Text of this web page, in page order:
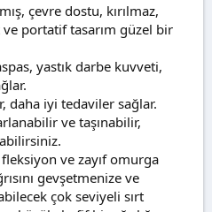
çevre dostu, kırılmaz,
ve portatif tasarım güzel bir
yastık darbe kuvveti,
daha iyi tedaviler sağlar.
ve taşınabilir,
fleksiyon ve zayıf omurga
gevşetmenize ve
çok seviyeli sırt